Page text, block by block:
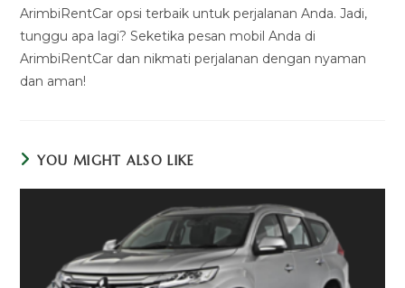
ArimbiRentCar opsi terbaik untuk perjalanan Anda. Jadi,
tunggu apa lagi? Seketika pesan mobil Anda di
ArimbiRentCar dan nikmati perjalanan dengan nyaman
dan aman!
YOU MIGHT ALSO LIKE